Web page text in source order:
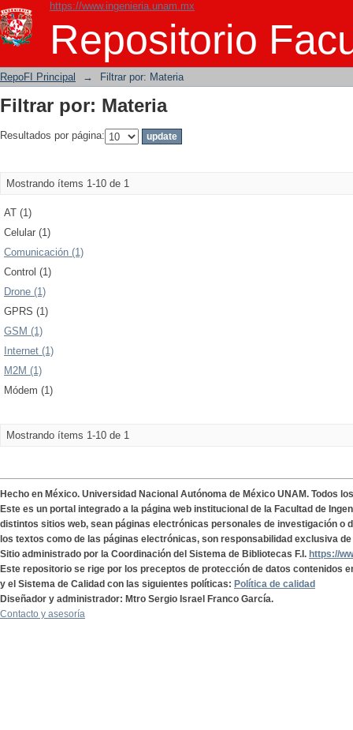
https://www.ingenieria.unam.mx
Repositorio
Filtrar por: Materia
RepoFI Principal → Filtrar por: Materia
Filtrar por: Materia
Resultados por página:
Mostrando ítems 1-10 de 1
AT (1)
Celular (1)
Comunicación (1)
Control (1)
Drone (1)
GPRS (1)
GSM (1)
Internet (1)
M2M (1)
Módem (1)
Mostrando ítems 1-10 de 1
Hecho en México. Universidad Nacional Autónoma de México UNAM. Todos
Este es un portal integrado a la página web institucional de la Facultad de
distintos sitios web, sean páginas electrónicas personales de investigación o
los textos como de las páginas electrónicas, son responsabilidad exclusiva
Sitio administrado por la Coordinación del Sistema de Bibliotecas F.I. https://
Este repositorio se rige por los preceptos de protección de datos contenidos
y el Sistema de Calidad con las siguientes políticas: Política de calidad
Diseñador y administrador: Mtro Sergio Israel Franco García.
Contacto y asesoría